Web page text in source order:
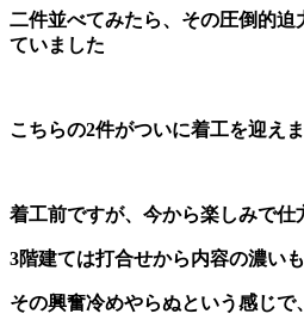
二件並べてみたら、その圧倒的迫
ていました
こちらの2件がついに着工を迎え
着工前ですが、今から楽しみで仕
3階建ては打合せから内容の濃い
その興奮冷めやらぬという感じで